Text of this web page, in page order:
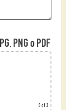
PNG o PDF
0of 3